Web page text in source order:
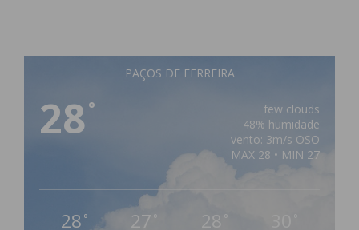
PAÇOS DE FERREIRA
28°
few clouds
48% humidade
vento: 3m/s OSO
MAX 28 • MIN 27
28 ° 27 ° 28 °